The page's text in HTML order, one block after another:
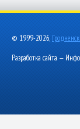
© 1999-2026,
Разработка сайта —